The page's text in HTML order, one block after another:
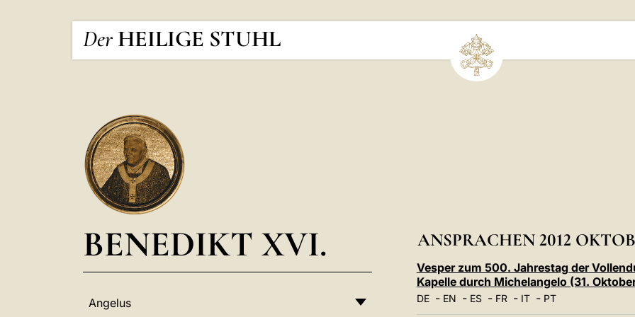
Der HEILIGE STUHL
BENEDIKT XVI.
Angelus
ANSPRACHEN 2012
Vesper zum 500. Jahrestag der
Kapelle durch Michelangelo (31.
DE- EN - ES- FR- IT- PT